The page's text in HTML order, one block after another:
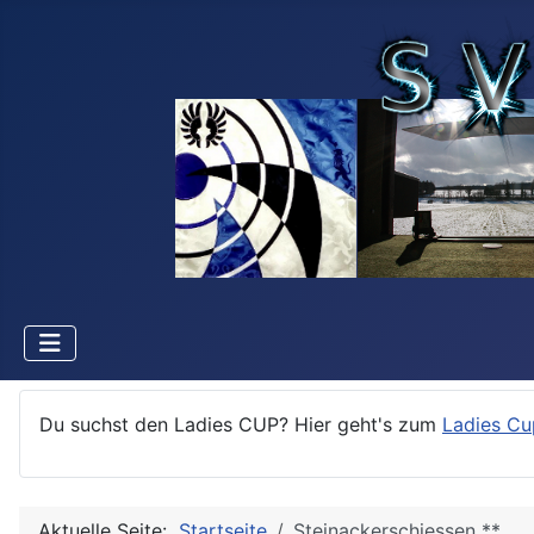
Du suchst den Ladies CUP? Hier geht's zum Ladies